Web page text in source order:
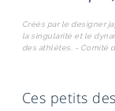
Créés par le designer
la singularité et le
des athlètes. - Comité
Ces petits